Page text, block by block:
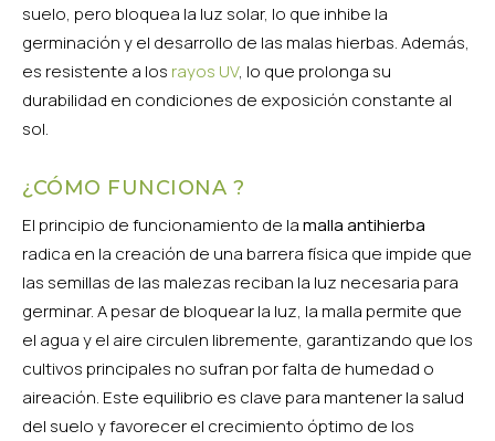
suelo, pero bloquea la luz solar, lo que inhibe la
germinación y el desarrollo de las malas hierbas. Además,
es resistente a los rayos UV, lo que prolonga su
durabilidad en condiciones de exposición constante al
sol.
¿CÓMO FUNCIONA ?
El principio de funcionamiento de lamalla antihierba
radica en la creación de una barrera física que impide que
las semillas de las malezas reciban la luz necesaria para
germinar. A pesar de bloquear la luz, la malla permite que
el agua y el aire circulen libremente, garantizando que los
cultivos principales no sufran por falta de humedad o
aireación. Este equilibrio es clave para mantener la salud
del suelo y favorecer el crecimiento óptimo de los